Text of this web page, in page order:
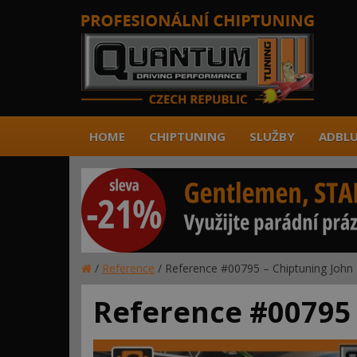
HOME CHIPTUNING SLUŽBY
/ Reference / Reference #00795 – Chiptuning
Reference